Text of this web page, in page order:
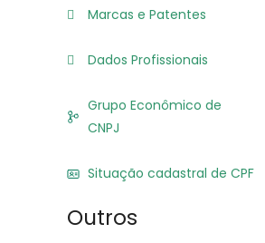
Marcas e Patentes
Dados Profissionais
Grupo Econômico de
CNPJ
Situação cadastral de CPF
Outros